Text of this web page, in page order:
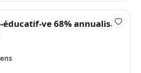
éducatif-ve 68% annualisé -